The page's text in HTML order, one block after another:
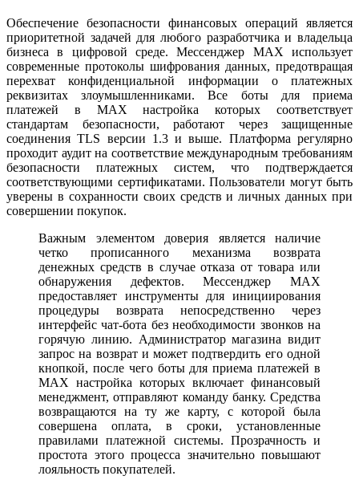
Обеспечение безопасности финансовых операций является
приоритетной задачей для любого разработчика и владельца
бизнеса в цифровой среде. Мессенджер MAX использует
современные протоколы шифрования данных, предотвращая
перехват конфиденциальной информации о платежных
реквизитах злоумышленниками. Все боты для приема
платежей в MAX настройка которых соответствует
стандартам безопасности, работают через защищенные
соединения TLS версии 1.3 и выше. Платформа регулярно
проходит аудит на соответствие международным требованиям
безопасности платежных систем, что подтверждается
соответствующими сертификатами. Пользователи могут быть
уверены в сохранности своих средств и личных данных при
совершении покупок.
Важным элементом доверия является наличие
четко прописанного механизма возврата
денежных средств в случае отказа от товара или
обнаружения дефектов. Мессенджер MAX
предоставляет инструменты для инициирования
процедуры возврата непосредственно через
интерфейс чат-бота без необходимости звонков на
горячую линию. Администратор магазина видит
запрос на возврат и может подтвердить его одной
кнопкой, после чего боты для приема платежей в
MAX настройка которых включает финансовый
менеджмент, отправляют команду банку. Средства
возвращаются на ту же карту, с которой была
совершена оплата, в сроки, установленные
правилами платежной системы. Прозрачность и
простота этого процесса значительно повышают
лояльность покупателей.